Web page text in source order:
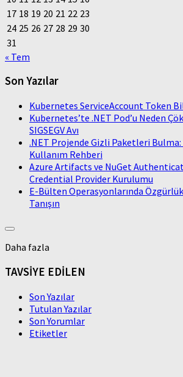
17 18 19 20 21 22 23
24 25 26 27 28 29 30
31
« Tem
Son Yazılar
Kubernetes ServiceAccount Token
Kubernetes’te .NET Pod’u Neden
SIGSEGV Avı
.NET Projende Gizli Paketleri
Kullanım Rehberi
Azure Artifacts ve NuGet
Credential Provider Kurulumu
E-Bülten Operasyonlarında
Tanışın
Daha fazla
TAVSİYE EDİLEN
Son Yazılar
Tutulan Yazılar
Son Yorumlar
Etiketler